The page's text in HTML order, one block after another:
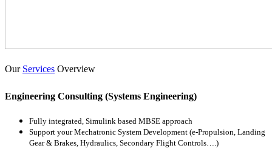
Our Services Overview
Engineering Consulting (Systems Engineering)
Fully integrated, Simulink based MBSE approach
Support your Mechatronic System Development (e-Propulsion, Landing
Gear & Brakes, Hydraulics, Secondary Flight Controls….)